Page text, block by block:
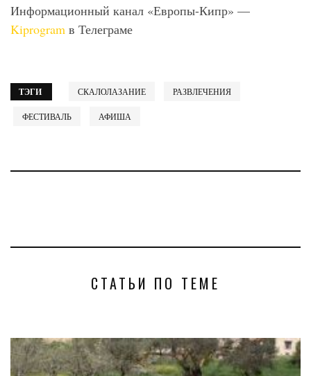
Информационный канал «Европы-Кипр» —
Kiprogram в Телеграме
ТЭГИ СКАЛОЛАЗАНИЕ РАЗВЛЕЧЕНИЯ
ФЕСТИВАЛЬ АФИША
СТАТЬИ ПО ТЕМЕ